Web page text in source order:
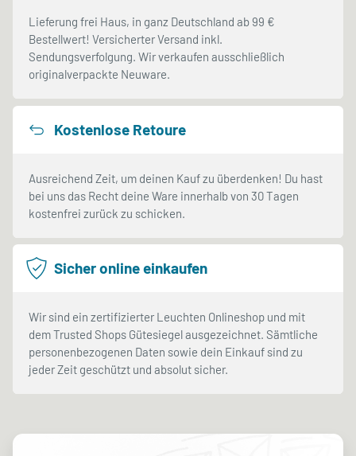
Lieferung frei Haus, in ganz Deutschland ab 99 €
Bestellwert! Versicherter Versand inkl.
Sendungsverfolgung. Wir verkaufen ausschließlich
originalverpackte Neuware.
Kostenlose Retoure
Ausreichend Zeit, um deinen Kauf zu überdenken! Du hast
bei uns das Recht deine Ware innerhalb von 30 Tagen
kostenfrei zurück zu schicken.
Sicher online einkaufen
Wir sind ein zertifizierter Leuchten Onlineshop und mit
dem Trusted Shops Gütesiegel ausgezeichnet. Sämtliche
personenbezogenen Daten sowie dein Einkauf sind zu
jeder Zeit geschützt und absolut sicher.